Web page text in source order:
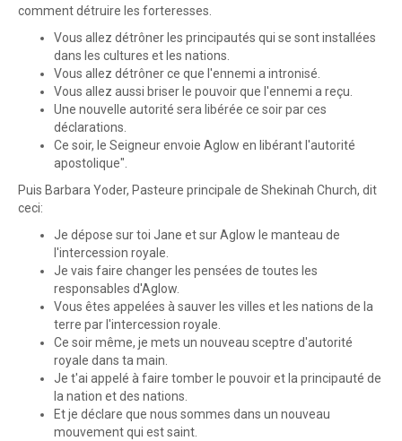
comment détruire les forteresses.
Vous allez détrôner les principautés qui se sont installées
dans les cultures et les nations.
Vous allez détrôner ce que l'ennemi a intronisé.
Vous allez aussi briser le pouvoir que l'ennemi a reçu.
Une nouvelle autorité sera libérée ce soir par ces
déclarations.
Ce soir, le Seigneur envoie Aglow en libérant l'autorité
apostolique".
Puis Barbara Yoder, Pasteure principale de Shekinah Church, dit
ceci:
Je dépose sur toi Jane et sur Aglow le manteau de
l'intercession royale.
Je vais faire changer les pensées de toutes les
responsables d'Aglow.
Vous êtes appelées à sauver les villes et les nations de la
terre par l'intercession royale.
Ce soir même, je mets un nouveau sceptre d'autorité
royale dans ta main.
Je t'ai appelé à faire tomber le pouvoir et la principauté de
la nation et des nations.
Et je déclare que nous sommes dans un nouveau
mouvement qui est saint.